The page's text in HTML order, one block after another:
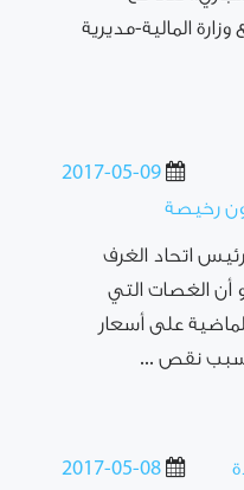
المالية-مديرية
2017-05-09
رخيصة
اتحاد الغرف
أن الغصات التي
على أسعار
نقص ...
2017-05-08